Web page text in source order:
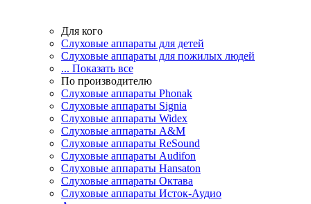
Для кого
Слуховые аппараты для детей
Слуховые аппараты для пожилых людей
... Показать все
По производителю
Слуховые аппараты Phonak
Слуховые аппараты Signia
Слуховые аппараты Widex
Слуховые аппараты A&M
Слуховые аппараты ReSound
Слуховые аппараты Audifon
Слуховые аппараты Hansaton
Слуховые аппараты Октава
Слуховые аппараты Исток-Аудио